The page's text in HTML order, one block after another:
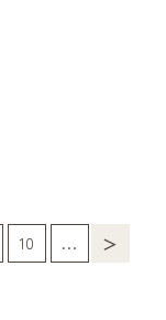
10 ... ＞